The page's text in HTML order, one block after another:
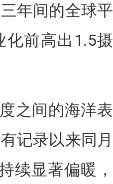
年间的全球平
化前高出1.5摄
之间的海洋表
记录以来同月
续显著偏暖，